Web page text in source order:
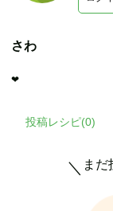
さわ
❤︎
投稿レシピ(0)
＼ まだ